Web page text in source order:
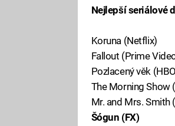
Nejlepší seriálové
Koruna (Netflix)
Fallout (Prime
Pozlacený věk
The Morning Show
Mr. and Mrs. Smith
Šógun (FX)